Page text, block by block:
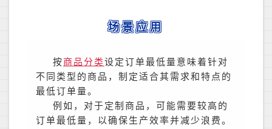
场景应用
按商品分类设定订单最低量意味着针对
不同类型的商品，制定适合其需求和特点的
最低订单量。
例如，对于定制商品，可能需要较高的
订单最低量，以确保生产效率并减少浪费。